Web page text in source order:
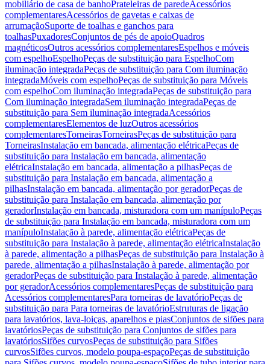
mobiliário de casa de banhoPrateleiras de paredeAcessórios
complementaresAcessórios de gavetas e caixas de
arrumaçãoSuporte de toalhas e ganchos para
toalhasPuxadoresConjuntos de pés de apoioQuadros
magnéticosOutros acessórios complementaresEspelhos e móveis
com espelhoEspelhoPeças de substituição para EspelhoCom
iluminação integradaPeças de substituição para Com iluminação
integradaMóveis com espelhoPeças de substituição para Móveis
com espelhoCom iluminação integradaPeças de substituição para
Com iluminação integradaSem iluminação integradaPeças de
substituição para Sem iluminação integradaAcessórios
complementaresElementos de luzOutros acessórios
complementaresTorneirasTorneirasPeças de substituição para
TorneirasInstalação em bancada, alimentação elétricaPeças de
substituição para Instalação em bancada, alimentação
elétricaInstalação em bancada, alimentação a pilhasPeças de
substituição para Instalação em bancada, alimentação a
pilhasInstalação em bancada, alimentação por geradorPeças de
substituição para Instalação em bancada, alimentação por
geradorInstalação em bancada, misturadora com um manípuloPeças
de substituição para Instalação em bancada, misturadora com um
manípuloInstalação à parede, alimentação elétricaPeças de
substituição para Instalação à parede, alimentação elétricaInstalação
à parede, alimentação a pilhasPeças de substituição para Instalação à
parede, alimentação a pilhasInstalação à parede, alimentação por
geradorPeças de substituição para Instalação à parede, alimentação
por geradorAcessórios complementaresPeças de substituição para
Acessórios complementaresPara torneiras de lavatórioPeças de
substituição para Para torneiras de lavatórioEstruturas de ligação
para lavatórios, lava-loiças, aparelhos e piasConjuntos de sifões para
lavatóriosPeças de substituição para Conjuntos de sifões para
lavatóriosSifões curvosPeças de substituição para Sifões
curvosSifões curvos, modelo poupa-espaçoPeças de substituição